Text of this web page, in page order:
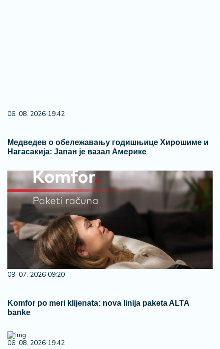
06. 08. 2026 19:42
Медведев о обележавању годишњице Хирошиме и
Нагасакија: Јапан је вазал Америке
09. 07. 2026 09:20
Komfor po meri klijenata: nova linija paketa ALTA
banke
06. 08. 2026 19:42